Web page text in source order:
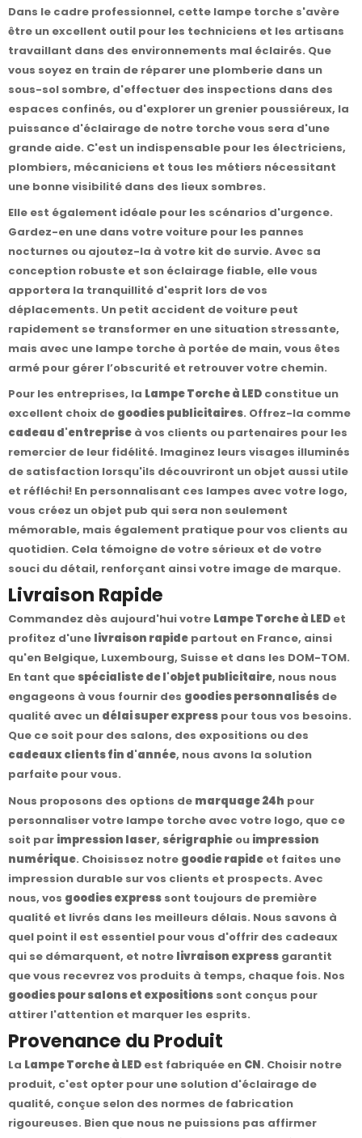
Dans le cadre professionnel, cette lampe torche s'avère
être un excellent outil pour les techniciens et les artisans
travaillant dans des environnements mal éclairés. Que
vous soyez en train de réparer une plomberie dans un
sous-sol sombre, d'effectuer des inspections dans des
espaces confinés, ou d'explorer un grenier poussiéreux, la
puissance d'éclairage de notre torche vous sera d'une
grande aide. C'est un indispensable pour les électriciens,
plombiers, mécaniciens et tous les métiers nécessitant
une bonne visibilité dans des lieux sombres.
Elle est également idéale pour les scénarios d'urgence.
Gardez-en une dans votre voiture pour les pannes
nocturnes ou ajoutez-la à votre kit de survie. Avec sa
conception robuste et son éclairage fiable, elle vous
apportera la tranquillité d'esprit lors de vos
déplacements. Un petit accident de voiture peut
rapidement se transformer en une situation stressante,
mais avec une lampe torche à portée de main, vous êtes
armé pour gérer l’obscurité et retrouver votre chemin.
Pour les entreprises, la Lampe Torche à LED constitue un
excellent choix de goodies publicitaires. Offrez-la comme
cadeau d'entreprise à vos clients ou partenaires pour les
remercier de leur fidélité. Imaginez leurs visages illuminés
de satisfaction lorsqu'ils découvriront un objet aussi utile
et réfléchi! En personnalisant ces lampes avec votre logo,
vous créez un objet pub qui sera non seulement
mémorable, mais également pratique pour vos clients au
quotidien. Cela témoigne de votre sérieux et de votre
souci du détail, renforçant ainsi votre image de marque.
Livraison Rapide
Commandez dès aujourd'hui votre Lampe Torche à LED et
profitez d'une livraison rapide partout en France, ainsi
qu'en Belgique, Luxembourg, Suisse et dans les DOM-TOM.
En tant quespécialiste de l'objet publicitaire, nous nous
engageons à vous fournir des goodies personnalisés de
qualité avec un délai super express pour tous vos besoins.
Que ce soit pour des salons, des expositions ou des
cadeaux clients fin d'année, nous avons la solution
parfaite pour vous.
Nous proposons des options de marquage 24h pour
personnaliser votre lampe torche avec votre logo, que ce
soit par impression laser, sérigraphie ou impression
numérique. Choisissez notre goodie rapide et faites une
impression durable sur vos clients et prospects. Avec
nous, vos goodies express sont toujours de première
qualité et livrés dans les meilleurs délais. Nous savons à
quel point il est essentiel pour vous d'offrir des cadeaux
qui se démarquent, et notre livraison express garantit
que vous recevrez vos produits à temps, chaque fois. Nos
goodies pour salons et expositions sont conçus pour
attirer l'attention et marquer les esprits.
Provenance du Produit
La Lampe Torche à LED est fabriquée en CN. Choisir notre
produit, c'est opter pour une solution d'éclairage de
qualité, conçue selon des normes de fabrication
rigoureuses. Bien que nous ne puissions pas affirmer